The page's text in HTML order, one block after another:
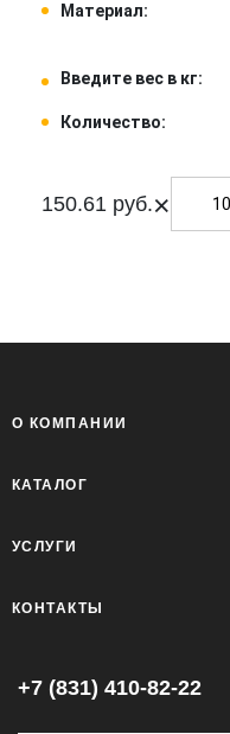
Материал:
Введите вес в кг:
Количество:
150.61 руб.×
О КОМПАНИИ
КАТАЛОГ
УСЛУГИ
КОНТАКТЫ
+7 (831) 410-82-22